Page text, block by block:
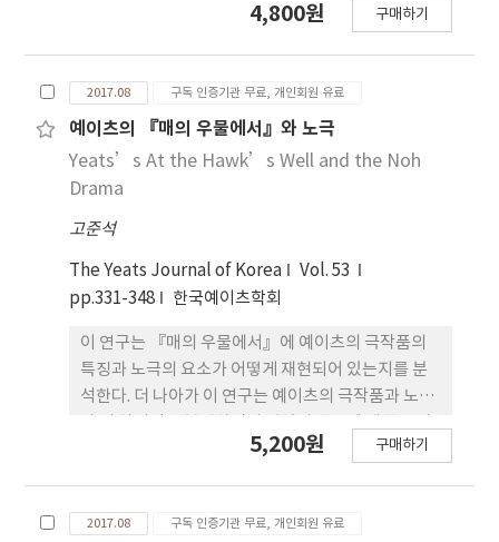
상의 형상 그리고 아일랜드의 형상 을 통해 예술의 역
에 대한 예이츠의 사색을 잘 보여준다. 그리스의 조 각
상에 걸 맞는 아일랜드의 영웅적 행위를 형상화함으
로써 그는 아일랜드인의 꿈을 밝게 비추기를 고대한
4,800원 구매하기
2017.08 구독 인증기관 무료, 개인회원 유료
예이츠의 『매의 우물에서‏‎』와 노극
Yeats’s At the Hawk’s Well and the Noh
Drama
고준석
The Yeats Journal of Korea
Vol. 53
pp.331-348
한국예이츠학회
이 연구는 『매의 우물에서‏‎』에 예이츠의 극작품의
특징과 노극의 요소가 어떻게 재현되어 있는지를 분
석한다. 더 나아가 이 연구는 예이츠의 극작품과 노극
열망을 규명한다. 그는 노극을 접한 이후에 초기 극작
전설적인 영웅들을 작품에 등장시켜서 아일랜드 문학
5,200원 구매하기
2017.08 구독 인증기관 무료, 개인회원 유료